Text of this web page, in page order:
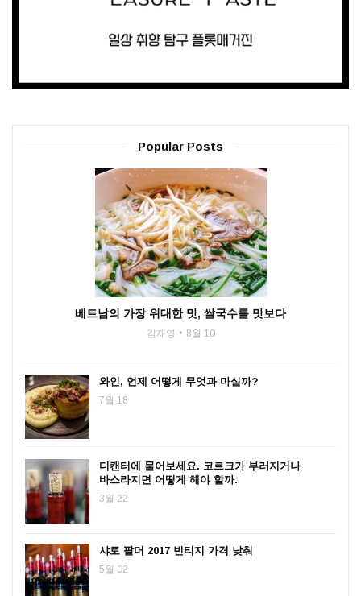
Popular Posts
베트남의 가장 위대한 맛, 쌀국수를 맛보다
김재영 8월 10
와인, 언제 어떻게 무엇과 마실까?
7월 18
디캔터에 물어보세요. 코르크가 부러지거나
바스라지면 어떻게 해야 할까.
3월 22
샤토 팔머 2017 빈티지 가격 낮춰
5월 02